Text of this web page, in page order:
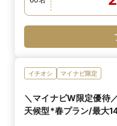
イチオシ マイナビ限定
＼マイナビW限定優待
天候型*春プラン/最大